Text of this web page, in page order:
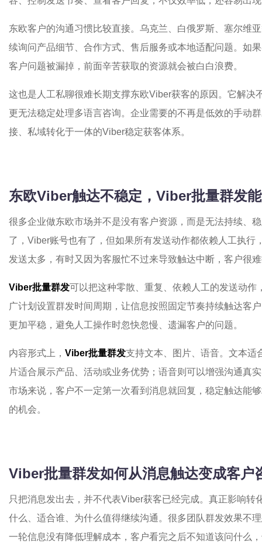
东欧客户的沟通习惯比较直接。乌克兰、白俄罗斯、塞尔维
续询问产品细节、合作方式、售后服务或本地适配问题。如
客户问题被漏掉，前面辛苦获取的资源就会被白白浪费。
这也是人工私聊很难长期支撑东欧Viber获客的原因。它解决
更无法稳定处理多语言咨询。企业需要的不再是低效的手动
接、私域转化于一体的Viber稳定获客体系。
东欧Viber触达不稳定，Viber批量群发
很多企业做东欧市场并不是没有客户资源，而是无法持续、
了，Viber账号也有了，但如果所有发送动作都依赖人工执行
发送太多，有时又因为客服忙不过来导致触达中断，客户很
Viber批量群发可以把这种零散、重复、依赖人工的发送动
广计划设置群发时间周期，让信息按照固定节奏持续触达客
更加平稳，避免人工操作时忽快忽慢、遗漏客户的问题。
内容形式上， Viber批量群发支持文本、图片、语音。文本适
片适合展示产品、活动或业务优势；语音则可以增强沟通真
市场来说，客户不一定第一次看到消息就回复，稳定触达能
的机会。
Viber批量群发如何从消息触达变成客户
只把消息发出去，并不代表Viber获客已经完成。真正影响转
什么、适合谁、为什么值得继续沟通。很多团队群发效果不
一轮信息没有降低理解成本，客户看完之后不知道该问什么